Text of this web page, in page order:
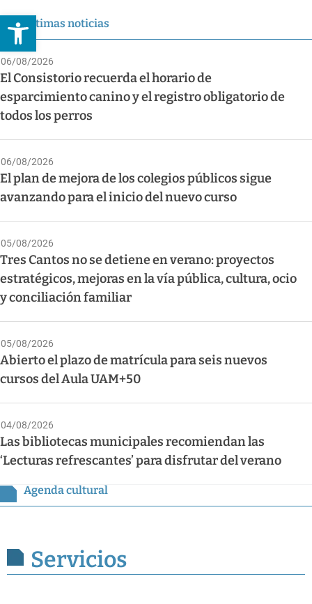
Abrir barra de herramientas
Últimas noticias
06/08/2026
El Consistorio recuerda el horario de
esparcimiento canino y el registro obligatorio de
todos los perros
06/08/2026
El plan de mejora de los colegios públicos sigue
avanzando para el inicio del nuevo curso
05/08/2026
Tres Cantos no se detiene en verano: proyectos
estratégicos, mejoras en la vía pública, cultura, ocio
y conciliación familiar
05/08/2026
Abierto el plazo de matrícula para seis nuevos
cursos del Aula UAM+50
04/08/2026
Las bibliotecas municipales recomiendan las
‘Lecturas refrescantes’ para disfrutar del verano
Agenda cultural
Servicios